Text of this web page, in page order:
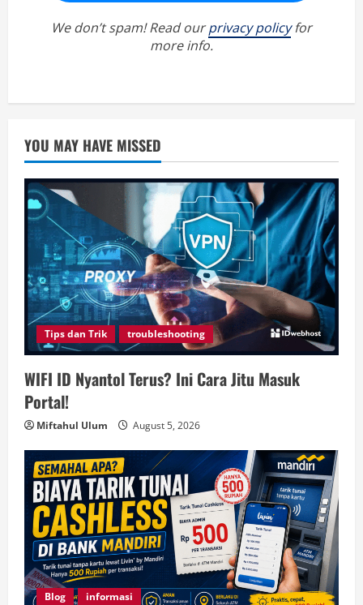
We don’t spam! Read ourprivacy policyfor
more info.
YOU MAY HAVE MISSED
Tips dan Trik troubleshooting
WIFI ID Nyantol Terus? Ini Cara Jitu Masuk
Portal!
Miftahul Ulum August 5, 2026
Blog informasi